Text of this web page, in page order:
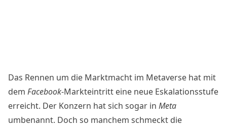
Das Rennen um die Marktmacht im Metaverse hat mit
dem Facebook-Markteintritt eine neue Eskalationsstufe
erreicht. Der Konzern hat sich sogar in Meta
umbenannt. Doch so manchem schmeckt die